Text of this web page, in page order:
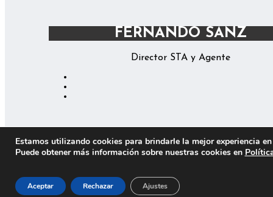
FERNANDO SANZ
Director STA y Agente
ALEX RIENKS
Internacional y Healthcare
Estamos utilizando cookies para brindarle la mejor experiencia
Puede obtener más información sobre nuestras cookies en
Aceptar Rechazar Ajustes